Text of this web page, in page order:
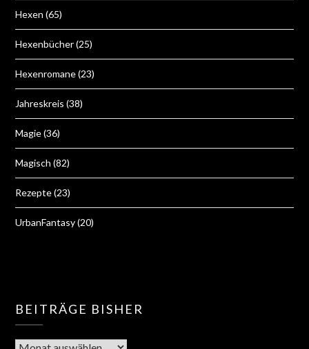
Hexen (65)
Hexenbücher(25)
Hexenromane(23)
Jahreskreis (38)
Magie(36)
Magisch (82)
Rezepte(23)
UrbanFantasy(20)
BEITRÄGE BISHER